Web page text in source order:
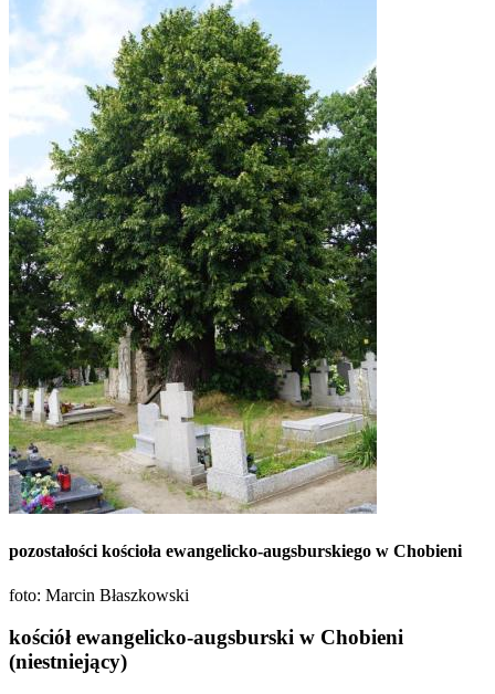
pozostałości kościoła ewangelicko-augsburskiego w Chobieni
foto: Marcin Błaszkowski
kościół ewangelicko-augsburski w Chobieni
(niestniejący)